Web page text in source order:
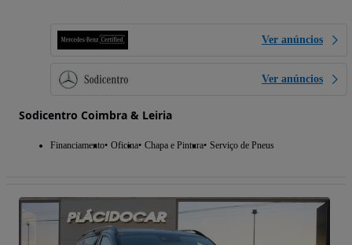
Ver anúncios
Ver anúncios
Sodicentro Coimbra & Leiria
Financiamento Oficina Chapa e Pintura Serviço de Pneus